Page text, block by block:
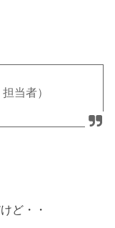
当者）
ど・・